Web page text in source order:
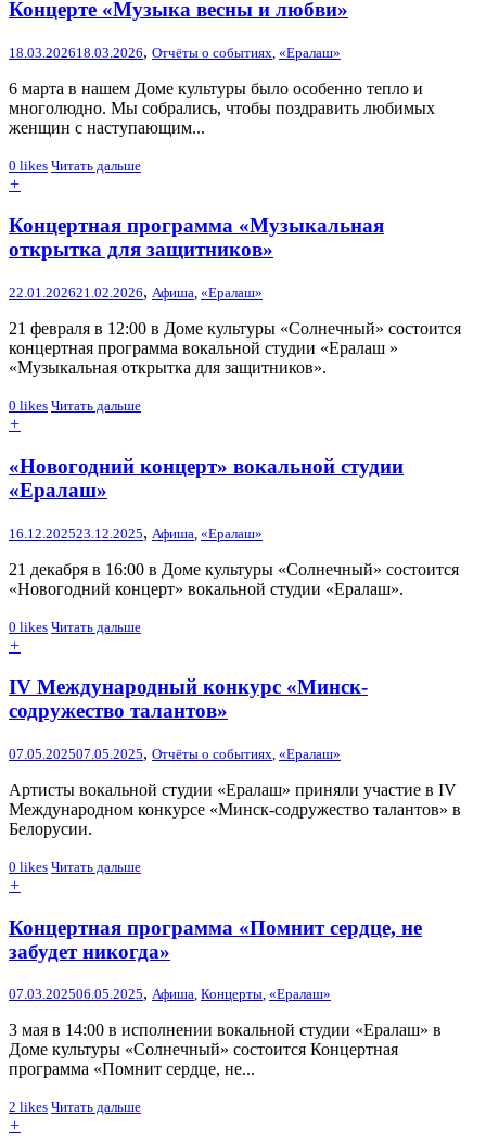
Концерте «Музыка весны и любви»
18.03.202618.03.2026, Отчёты о событиях «Ералаш»
6 марта в нашем Доме культуры было особенно тепло и
многолюдно. Мы собрались, чтобы поздравить любимых
женщин с наступающим...
0 likes Читать дальше
+
Концертная программа «Музыкальная
открытка для защитников»
22.01.202621.02.2026, Афиша, «Ералаш»
21 февраля в 12:00 в Доме культуры «Солнечный» состоится
концертная программа вокальной студии «Ералаш »
«Музыкальная открытка для защитников».
0 likes Читать дальше
+
«Новогодний концерт» вокальной студии
«Ералаш»
16.12.202523.12.2025, Афиша «Ералаш»
21 декабря в 16:00 в Доме культуры «Солнечный» состоится
«Новогодний концерт» вокальной студии «Ералаш».
0 likes Читать дальше
+
IV Международный конкурс «Минск-
содружество талантов»
07.05.202507.05.2025, Отчёты о событиях, «Ералаш»
Артисты вокальной студии «Ералаш» приняли участие в IV
Международном конкурсе «Минск-содружество талантов» в
Белорусии.
0 likes Читать дальше
+
Концертная программа «Помнит сердце, не
забудет никогда»
07.03.202506.05.2025, Афиша, Концерты, «Ералаш»
3 мая в 14:00 в исполнении вокальной студии «Ералаш» в
Доме культуры «Солнечный» состоится Концертная
программа «Помнит сердце, не...
2 likes Читать дальше
+